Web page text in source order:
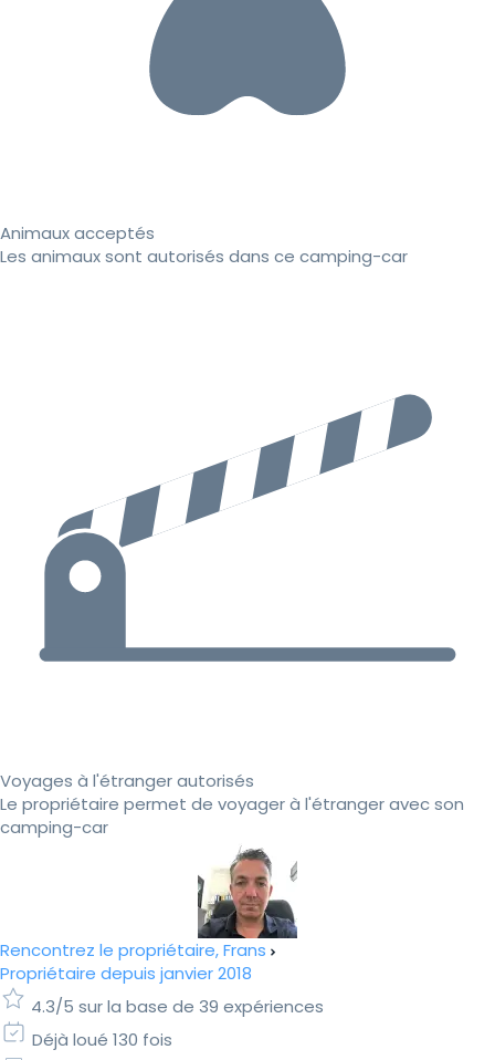
Animaux acceptés
Les animaux sont autorisés dans ce camping-car
Voyages à l'étranger autorisés
Le propriétaire permet de voyager à l'étranger avec son
camping-car
Rencontrez le propriétaire, Frans
Propriétaire depuis janvier 2018
4.3/5 sur la base de 39 expériences
Déjà loué 130 fois